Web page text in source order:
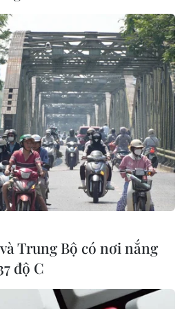
chuyển
khủng
thang, hàng
vong
Trung Bộ có nơi nắng
độ C